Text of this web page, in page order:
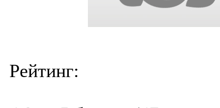
Рейтинг: